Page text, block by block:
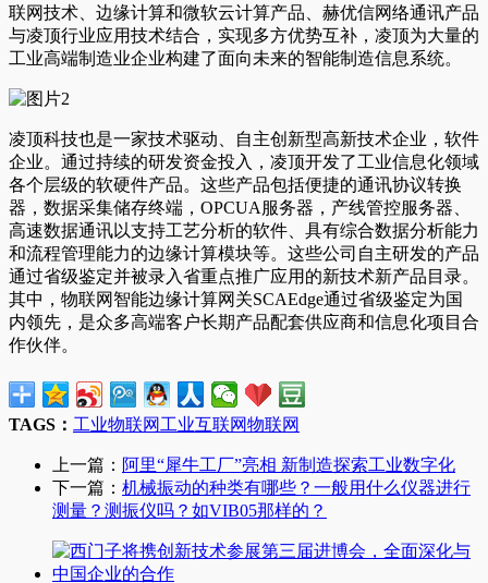
联网技术、边缘计算和微软云计算产品、赫优信网络通讯产品
与凌顶行业应用技术结合，实现多方优势互补，凌顶为大量的
工业高端制造业企业构建了面向未来的智能制造信息系统。
凌顶科技也是一家技术驱动、自主创新型高新技术企业，软件
企业。通过持续的研发资金投入，凌顶开发了工业信息化领域
各个层级的软硬件产品。这些产品包括便捷的通讯协议转换
器，数据采集储存终端，OPCUA服务器，产线管控服务器、
高速数据通讯以支持工艺分析的软件、具有综合数据分析能力
和流程管理能力的边缘计算模块等。这些公司自主研发的产品
通过省级鉴定并被录入省重点推广应用的新技术新产品目录。
其中，物联网智能边缘计算网关SCAEdge通过省级鉴定为国
内领先，是众多高端客户长期产品配套供应商和信息化项目合
作伙伴。
TAGS： 工业物联网 工业互联网物联网
上一篇： 阿里“犀牛工厂”亮相 新制造探索工业数字化
下一篇： 机械振动的种类有哪些？一般用什么仪器进行
测量？测振仪吗？如VIB05那样的？